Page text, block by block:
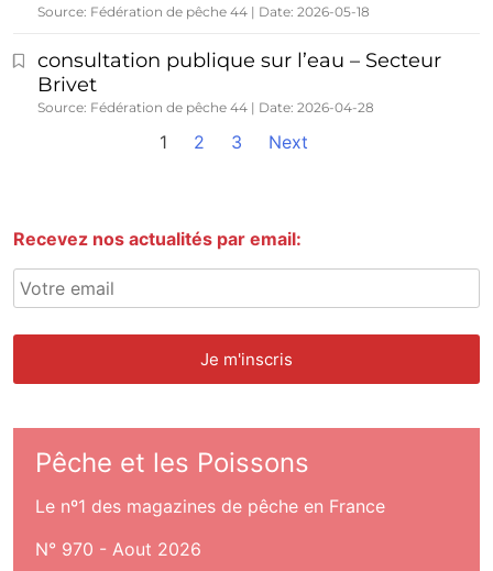
Source: Fédération de pêche 44 Date: 2026-05-18
consultation publique sur l’eau – Secteur
Brivet
Source: Fédération de pêche 44 Date: 2026-04-28
1 2 3 Next
Recevez nos actualités par email:
Pêche et les Poissons
Le nº1 des magazines de pêche en France
N° 970 - Aout 2026